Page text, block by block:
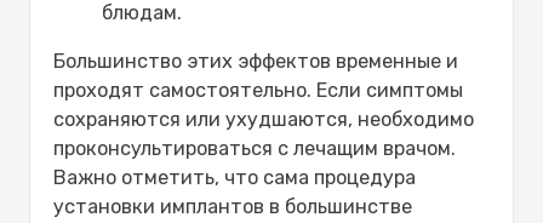
блюдам.
Большинство этих эффектов временные и
проходят самостоятельно. Если симптомы
сохраняются или ухудшаются, необходимо
проконсультироваться с лечащим врачом.
Важно отметить, что сама процедура
установки имплантов в большинстве